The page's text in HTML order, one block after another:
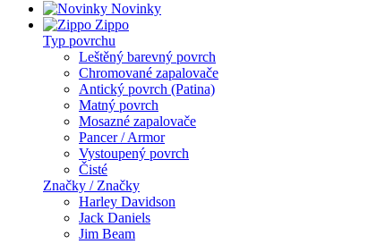
Novinky
Zippo
Typ povrchu
Leštěný barevný povrch
Chromované zapalovače
Antický povrch (Patina)
Matný povrch
Mosazné zapalovače
Pancer / Armor
Vystoupený povrch
Čisté
Značky / Značky
Harley Davidson
Jack Daniels
Jim Beam